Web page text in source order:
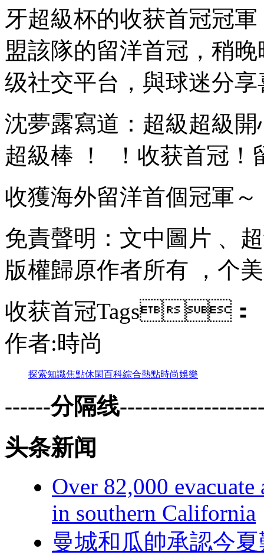
牙超級杯的收获首冠冠軍
盟該隊的留洋首冠，
级社交平台 ，與球迷分
沈夢露寫道：超級超級
超級棒 ！  ！收获首冠
收獲海外留洋首個冠軍～
免責聲明：文中圖片
版權歸原作者所有 ，个
收获首冠Tags：
作者:時尚
探索知識焦點休閑百科綜合熱點時尚娛樂
------分隔线
头条新闻
Over 82,000
in southern California
曼城和瓜帥承認今